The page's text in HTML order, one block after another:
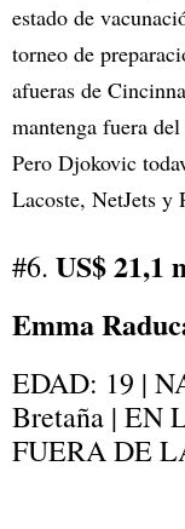
estado de
torneo de
afueras de
mantenga fuera
Pero Djokovic
Lacoste, NetJets y
#6. US$ 21,1
Emma
EDAD: 19 |
Bretaña | EN
FUERA DE